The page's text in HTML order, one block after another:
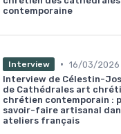
contemporaine
Interview • 16/03/2026
Interview de Célestin-
de Cathédrales art
chrétien contemporain :
savoir-faire artisanal
ateliers français